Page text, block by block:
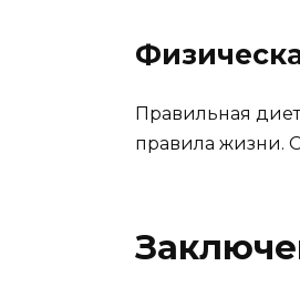
Правильная
правила жизни.